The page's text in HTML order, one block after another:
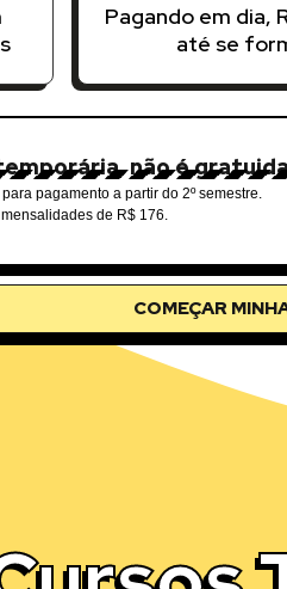
Pagando em dia,
até se
não é
pagamento a partir do 2º semestre.
de R$ 176.
COMEÇAR